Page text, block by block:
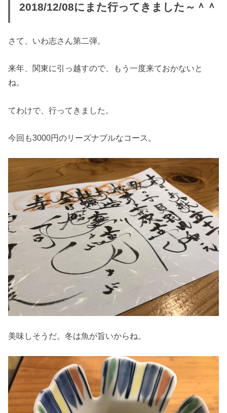
2018/12/08にまた行ってきました～＾＾
さて、いわ志さん第二弾。
来年、関東に引っ越すので、もう一度来ておかないと
ね。
てわけで、行ってきました。
今回も3000円のリーズナブルなコース。
美味しそうだ。冬は魚が旨いからね。